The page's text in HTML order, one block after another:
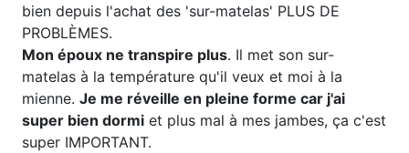
bien depuis l'achat des 'sur-matelas' PLUS DE
PROBLÈMES.
Mon époux ne transpire plus. Il met son sur-
matelas à la température qu'il veux et moi à la
mienne. Je me réveille en pleine forme car j'ai
super bien dormi et plus mal à mes jambes, ça c'est
super IMPORTANT.